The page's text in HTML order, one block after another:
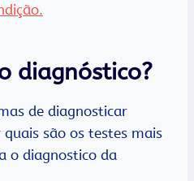
diagnóstico?
de diagnosticar
são os testes mais
o diagnostico da